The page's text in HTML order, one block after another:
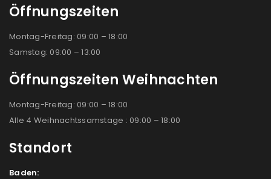
Öffnungszeiten
Montag-Freitag: 09:00 – 18:00
Samstag: 09:00 – 13:00
Öffnungszeiten Weihnachten
Montag-Freitag: 09:00 – 18:00
Alle 4 Weihnachtssamstage : 09:00 – 18:00
Standort
Baden: